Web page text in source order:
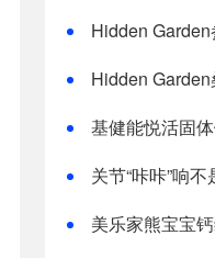
Hidden
Hidden
基健能悦活固
关节“咔咔”响
美乐家熊宝宝